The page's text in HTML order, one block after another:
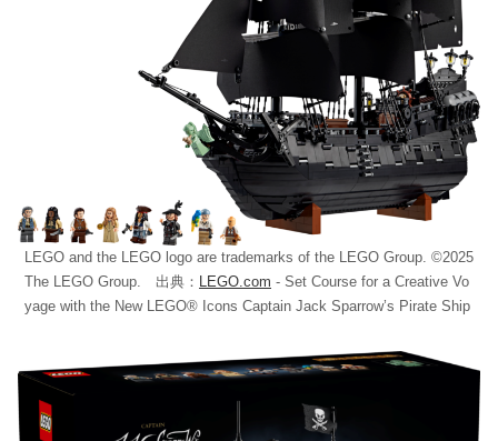
LEGO and the LEGO logo are trademarks of the LEGO Group. ©2025
The LEGO Group. 出典： LEGO.com - Set Course for a Creative Vo
yage with the New LEGO® Icons Captain Jack Sparrow’s Pirate Ship